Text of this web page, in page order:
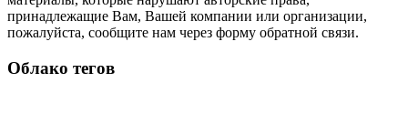
принадлежащие Вам, Вашей компании или организации,
пожалуйста, сообщите нам через форму обратной связи.
Облако тегов